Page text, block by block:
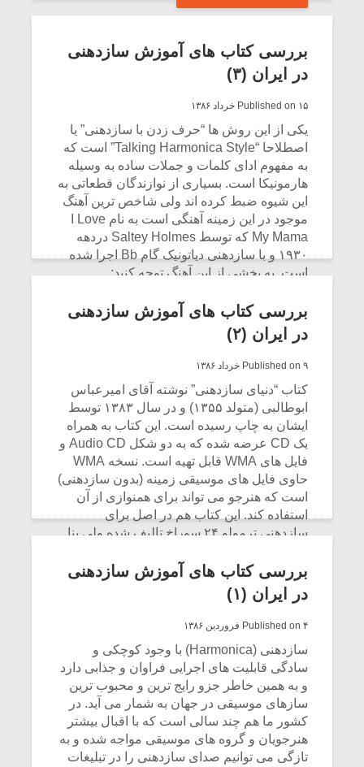
بررسی کتاب های آموزش سازدهنی
در ایران (۳)
Published on ۱۵ خرداد ۱۳۸۶
یکی از این روش ها “حرف زدن با سازدهنی” یا
اصطلاحا “Talking Harmonica Style” است که
به مفهوم ادای کلمات و جملات ساده به وسیله
هارمونیکا است. بسیاری از نوازندگان قطعاتی به
این شیوه ضبط کرده اند ولی شاخص ترین آهنگ
موجود در این زمینه آهنگی است به نام I Love
My Mama که توسط Saltey Holmes دردهه
۱۹۳۰ و با سازدهنی دیاتونیک گام Bb اجرا شده
است. به بخشی از این آهنگ توجه کنید:
CONTINUE READING
بررسی کتاب های آموزش سازدهنی
در ایران (۲)
Published on ۹ خرداد ۱۳۸۶
کتاب “دنیای سازدهنی” نوشته آقای امیرعباس
ابوطالبی (متولد ۱۳۵۵) و در سال ۱۳۸۳ توسط
ایشان به چاپ رسیده است. این کتاب به همراه
یک CD عرضه شده که به دو شکل Audio CD و
فایل های WMA قابل تهیه است. نسخه WMA
حاوی فایل های موسیقی زمینه (بدون سازدهنی)
است که هنرجو می تواند برای همنوازی از آن
استفاده کند. این کتاب هم در اصل برای
سازدهنی ترمولو ۲۴ سوراخ تالیف شده ولی بنا
کتاب واژه “دیاتونیک” ذکر شده است.
CONTINUE READING
بررسی کتاب های آموزش سازدهنی
در ایران (۱)
Published on ۴ فروردین ۱۳۸۶
سازدهنی (Harmonica) با وجود کوچکی و
سادگی قابلیت های اجرایی فراوان و جذابی دارد
و به همین خاطر جزو رایج ترین و محبوب ترین
سازهای موسیقی در جهان به شمار می آید. در
کشور ما هم چند سالی است که با اقبال بیشتر
هنرجویان و گروه های موسیقی مواجه شده و به
تازگی می توانیم صدای سازدهنی را در تبلیغات